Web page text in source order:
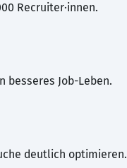
Recruiter·innen.
besseres Job-Leben.
deutlich optimieren.